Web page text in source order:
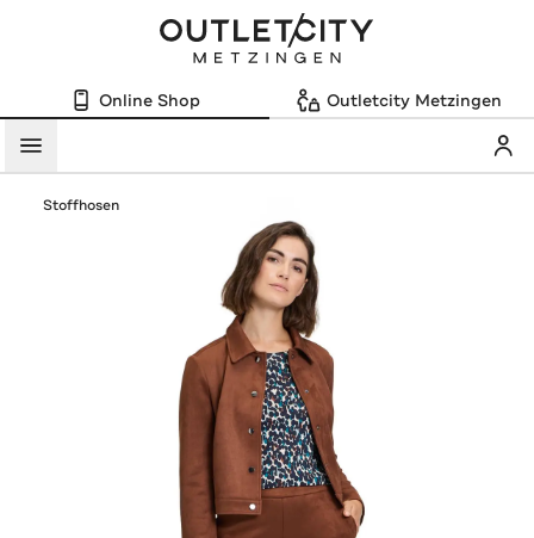
Online Shop Outletcity Metzingen
Menü
Stoffhosen